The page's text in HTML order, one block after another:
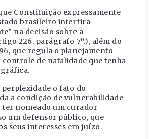
Constituição expressamente
brasileiro interfira
na decisão sobre a
226, parágrafo 7º.), além do
que regula o planejamento
de natalidade que tenha
perplexidade o fato do
a condição de vulnerabilidade
ter nomeado um curador
um defensor público, que
seus interesses em juízo.